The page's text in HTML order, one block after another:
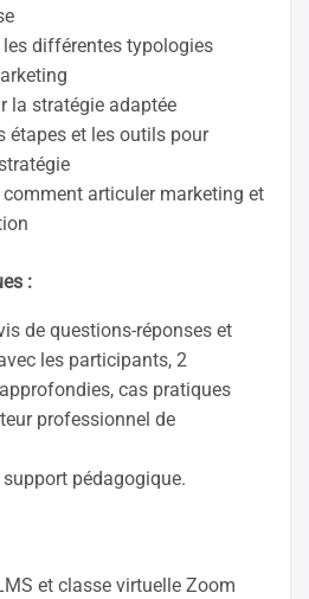
les différentes typologies
la stratégie adaptée
étapes et les outils pour
comment articuler marketing et
:
de questions-réponses et
les participants, 2
cas pratiques
professionnel de
support pédagogique.
et classe virtuelle Zoom